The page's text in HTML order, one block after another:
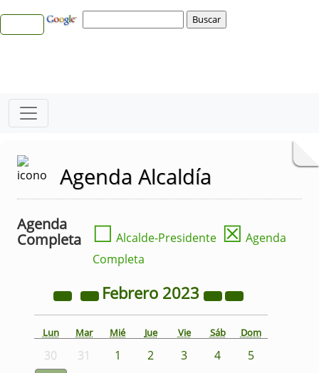
Agenda Alcaldía
Agenda
Completa
☐ Alcalde-Presidente ☒ Agenda
Completa
Febrero 2023
Lun Mar Mié Jue Vie Sáb Dom
30 31 1 2 3 4
5